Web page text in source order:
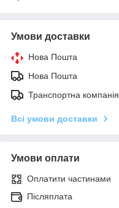
Умови доставки
Нова Пошта
Нова Пошта
Транспортна компанія
Всі умови доставки
Умови оплати
Оплатити частинами
Післяплата